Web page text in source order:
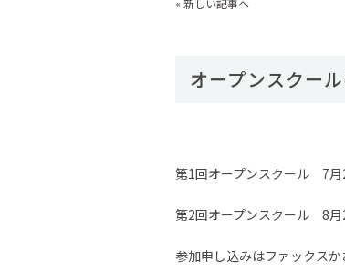
オープンスクー
第1回オープンスクール 7月
第2回オープンスクール 8月
参加申し込みはファックスか